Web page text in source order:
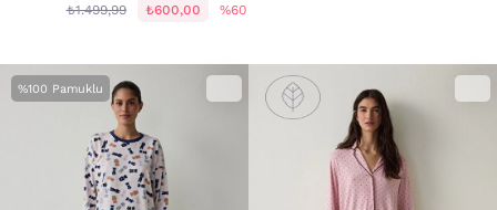
₺1.499,99 ₺600,00 %60
%100 Pamuklu